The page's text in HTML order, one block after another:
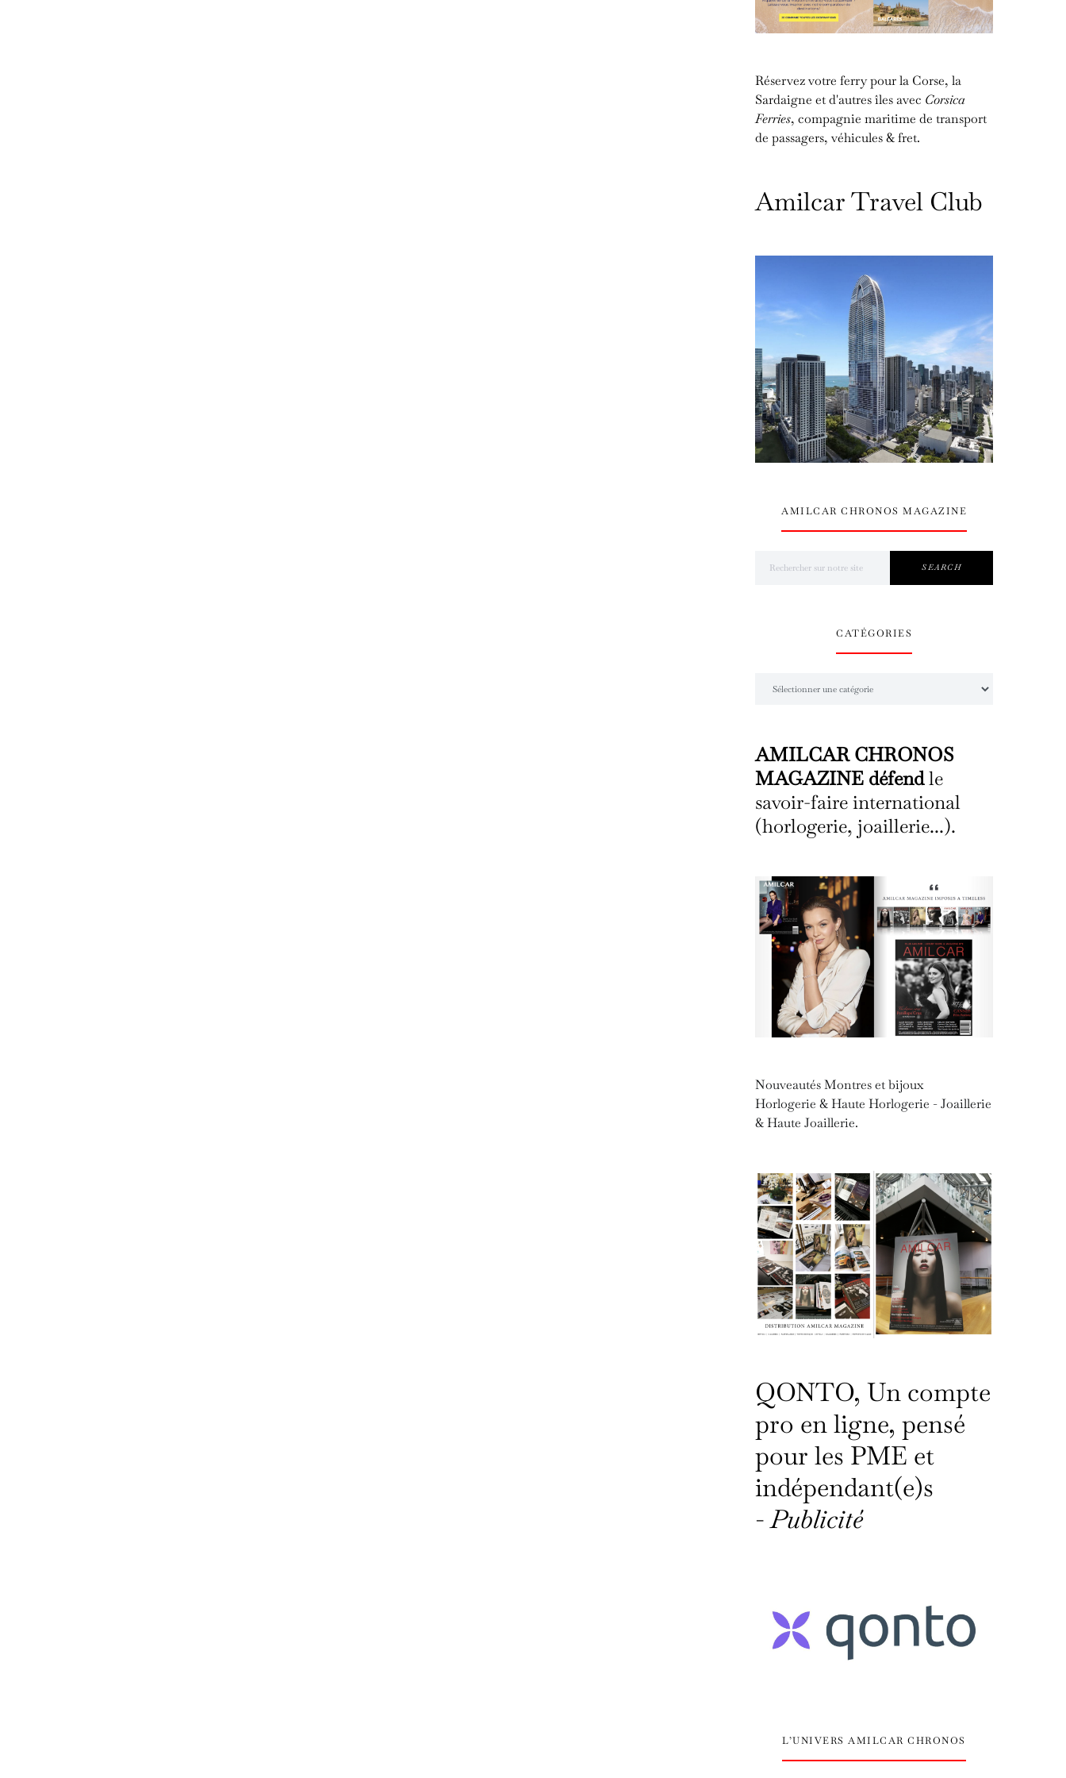
Réservez votre ferry pour la Corse, la
Sardaigne et d'autres îles avec Corsica
Ferries, compagnie maritime de transport
de passagers, véhicules & fret.
Amilcar Travel Club
AMILCAR CHRONOS MAGAZINE
SEARCH
CATÉGORIES
AMILCAR CHRONOS
MAGAZINE défendle
savoir-faire international
(horlogerie, joaillerie...).
Nouveautés Montres et bijoux
Horlogerie & Haute Horlogerie - Joaillerie
& Haute Joaillerie.
QONTO, Un compte
pro en ligne, pensé
pour les PME et
indépendant(e)s
-Publicité
L’UNIVERS AMILCAR CHRONOS